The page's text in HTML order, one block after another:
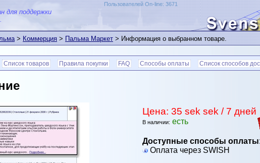
для поддержки
Пользователей On-line: 3671
>Коммерция>Пальма Маркет> Информация о выбранном товаре.
Список товаров Правила покупки FAQ Способы оплаты Список способов
Цена: 35 sek sek / 7 дней
В наличии: есть
Доступные способы
Оплата через SWISH